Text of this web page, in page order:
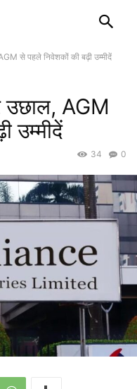
से पहले निवेशकों की बढ़ी उम्मीदें
उछाल, AGM
उम्मीदें
0
34